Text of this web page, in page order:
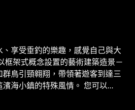
享受垂釣的樂趣，感覺自己與大
框架式概念設置的藝術建築造景－
群鳥引頸翱翔，帶領著遊客到達三
海小鎮的特殊風情。 您可以...